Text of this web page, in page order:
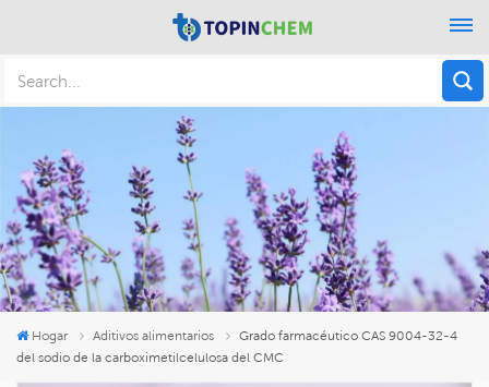
Hogar Aditivos alimentarios
Grado farmacéutico CAS 9004-32-4
del sodio de la carboximetilcelulosa del CMC